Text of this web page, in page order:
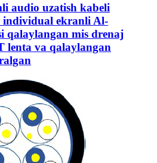
audio uzatish kabeli
ekranli Al-
qalaylangan mis drenaj
lenta va qalaylangan